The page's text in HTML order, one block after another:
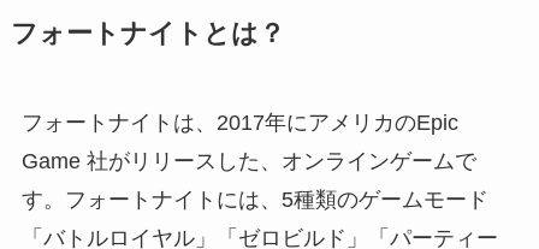
フォートナイトとは？
フォートナイトは、2017年にアメリカのEpic
Game 社がリリースした、オンラインゲームで
す。フォートナイトには、5種類のゲームモード
「バトルロイヤル」「ゼロビルド」「パーティー